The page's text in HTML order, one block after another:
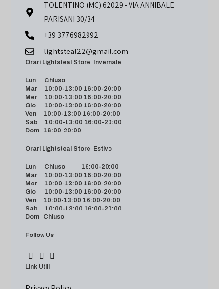
TOLENTINO (MC) 62029 - VIA ANNIBALE
PARISANI 30/34
+39 3776982992
lightsteal22@gmail.com
Orari Lightsteal Store Invernale
Lun Chiuso
Mar 10:00-13:00 16:00-20:00
Mer 10:00-13:00 16:00-20:00
Gio 10:00-13:00 16:00-20:00
Ven 10:00-13:00 16:00-20:00
Sab 10:00-13:00 16:00-20:00
Dom 16:00-20:00
Orari Lightsteal Store Estivo
Lun Chiuso 16:00-20:00
Mar 10:00-13:00 16:00-20:00
Mer 10:00-13:00 16:00-20:00
Gio 10:00-13:00 16:00-20:00
Ven 10:00-13:00 16:00-20:00
Sab 10:00-13:00 16:00-20:00
Dom Chiuso
Follow Us
Link Utili